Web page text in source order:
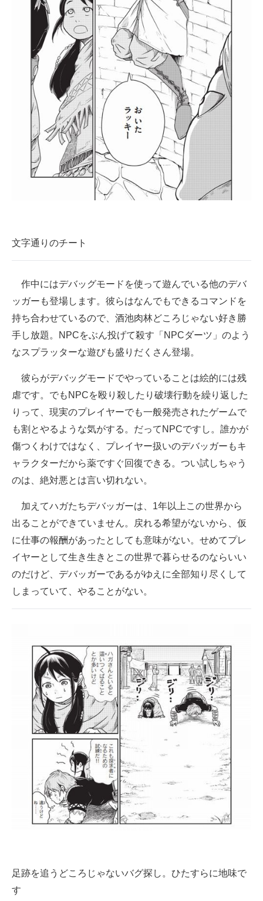
文字通りのチート
作中にはデバッグモードを使って遊んでいる他のデバ
ッガーも登場します。彼らはなんでもできるコマンドを
持ち合わせているので、酒池肉林どころじゃない好き勝
手し放題。NPCをぶん投げて殺す「NPCダーツ」のよう
なスプラッターな遊びも盛りだくさん登場。
彼らがデバッグモードでやっていることは絵的には残
虐です。でもNPCを殴り殺したり破壊行動を繰り返した
りって、現実のプレイヤーでも一般発売されたゲームで
も割とやるような気がする。だってNPCですし。誰かが
傷つくわけではなく、プレイヤー扱いのデバッガーもキ
ャラクターだから薬ですぐ回復できる。つい試しちゃう
のは、絶対悪とは言い切れない。
加えてハガたちデバッガーは、1年以上この世界から
出ることができていません。戻れる希望がないから、仮
に仕事の報酬があったとしても意味がない。せめてプレ
イヤーとして生き生きとこの世界で暮らせるのならいい
のだけど、デバッガーであるがゆえに全部知り尽くして
しまっていて、やることがない。
足跡を追うどころじゃないバグ探し。ひたすらに地味で
す